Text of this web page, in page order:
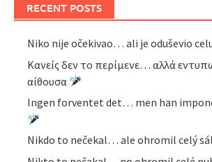
RECENT POSTS
Niko nije očekivao… ali je oduševio
Κανείς δεν το περίμενε… αλλά
αίθουσα
Ingen forventet det… men han
Nikdo to nečekal… ale ohromil celý sál